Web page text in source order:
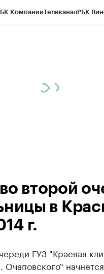
КомпанииТелеканалРБК
второй
в
г.
ГУЗ "Краевая